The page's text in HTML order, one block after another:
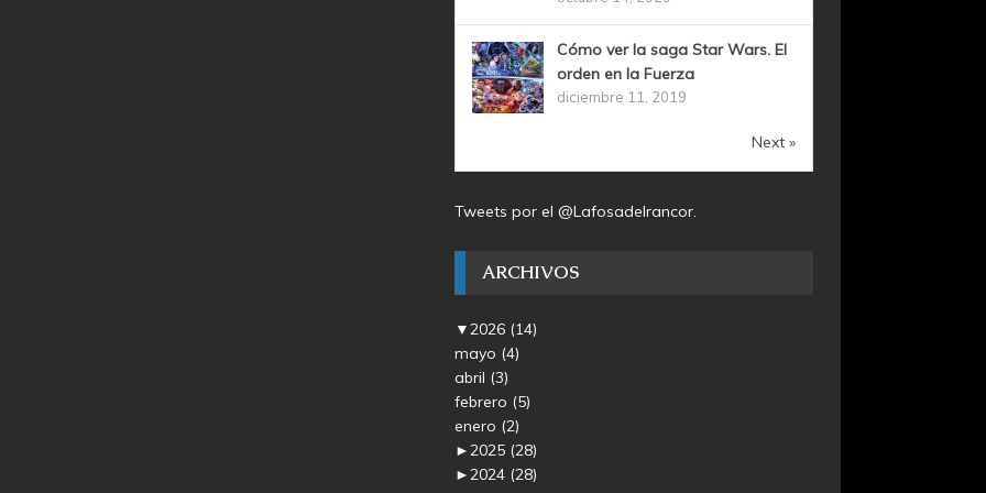
Cómo ver la saga Star Wars. El
orden en la Fuerza
diciembre 11, 2019
Next »
Tweets por el @Lafosadelrancor.
ARCHIVOS
▼2026 (14)
mayo (4)
abril (3)
febrero (5)
enero (2)
►2025 (28)
►2024 (28)